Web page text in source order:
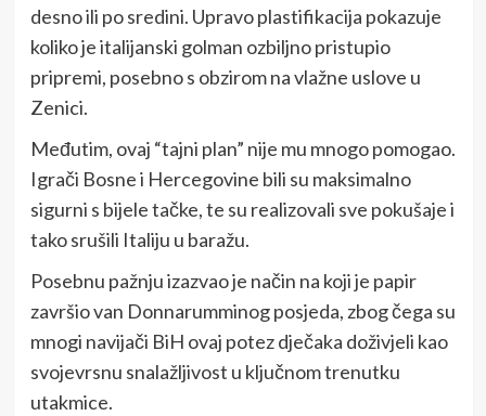
desno ili po sredini. Upravo plastifikacija pokazuje
koliko je italijanski golman ozbiljno pristupio
pripremi, posebno s obzirom na vlažne uslove u
Zenici.
Međutim, ovaj “tajni plan” nije mu mnogo pomogao.
Igrači Bosne i Hercegovine bili su maksimalno
sigurni s bijele tačke, te su realizovali sve pokušaje i
tako srušili Italiju u baražu.
Posebnu pažnju izazvao je način na koji je papir
završio van Donnarumminog posjeda, zbog čega su
mnogi navijači BiH ovaj potez dječaka doživjeli kao
svojevrsnu snalažljivost u ključnom trenutku
utakmice.